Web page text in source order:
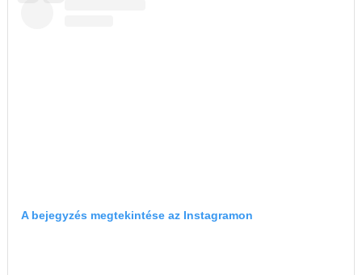
A bejegyzés megtekintése az Instagramon